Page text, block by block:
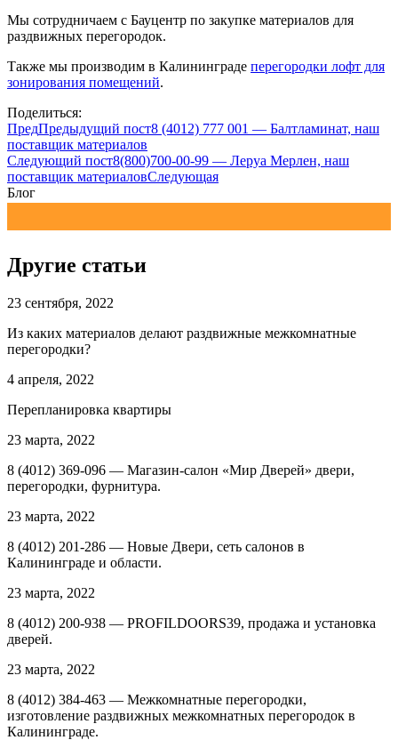
Мы сотрудничаем с Бауцентр по закупке материалов для
раздвижных перегородок.
Также мы производим в Калининграде перегородки лофт для
зонирования помещений.
Поделиться:
ПредПредыдущий пост8 (4012) 777 001 — Балтламинат, наш
поставщик материалов
Следующий пост8(800)700-00-99 — Леруа Мерлен, наш
поставщик материаловСледующая
Блог
Другие статьи
23 сентября, 2022
Из каких материалов делают раздвижные межкомнатные
перегородки?
4 апреля, 2022
Перепланировка квартиры
23 марта, 2022
8 (4012) 369-096 — Магазин-салон «Мир Дверей» двери,
перегородки, фурнитура.
23 марта, 2022
8 (4012) 201-286 — Новые Двери, сеть салонов в
Калининграде и области.
23 марта, 2022
8 (4012) 200-938 — PROFILDOORS39, продажа и установка
дверей.
23 марта, 2022
8 (4012) 384-463 — Межкомнатные перегородки,
изготовление раздвижных межкомнатных перегородок в
Калининграде.